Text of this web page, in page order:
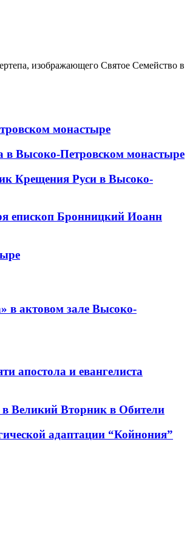
изображающего Святое Семейство в
монастыре
в Высоко-Петровском монастыре
Крещения Руси в Высоко-
епископ Бронницкий Иоанн
в актовом зале Высоко-
апостола и евангелиста
в Великий Вторник в Обители
адаптации “Койнония”